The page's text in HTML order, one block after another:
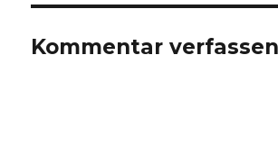
Kommentar verfassen